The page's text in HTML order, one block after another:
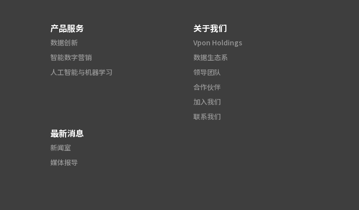
产品服务
数据创新
智能数字营销
人工智能与机器学习
最新消息
新闻室
媒体报导
关于我们
Vpon Holdings
数据生态系
领导团队
合作伙伴
加入我们
联系我们